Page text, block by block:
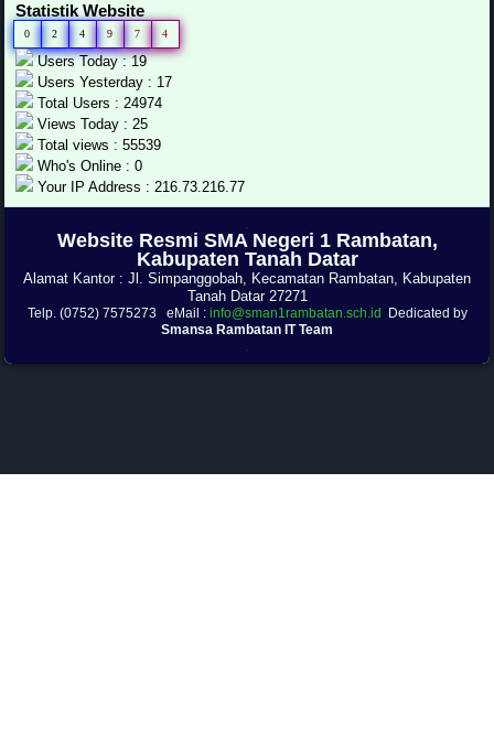
Statistik Website
0 2 4 9 7 4
Users Today : 19
Users Yesterday : 17
Total Users : 24974
Views Today : 25
Total views : 55539
Who's Online : 0
Your IP Address : 216.73.216.77
.
Website Resmi SMA Negeri 1 Rambatan,
Kabupaten Tanah Datar
Alamat Kantor : Jl. Simpanggobah, Kecamatan Rambatan, Kabupaten
Tanah Datar 27271
Telp. (0752) 7575273 eMail : info@sman1rambatan.sch.id
Dedicated by
Smansa Rambatan IT Team
.